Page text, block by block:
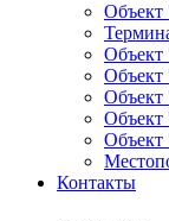
Объект
Объект
Объект
Объект
Объект
Контакты